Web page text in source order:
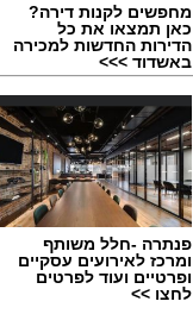
מחפשים לקנות דירה?
כאן תמצאו את כל
הדירות החדשות למכירה
באשדוד >>>
פנתרה -חלל משותף
ומרכז לאירועים עסקיים
ופרטיים ועוד לפרטים
לחצו >>